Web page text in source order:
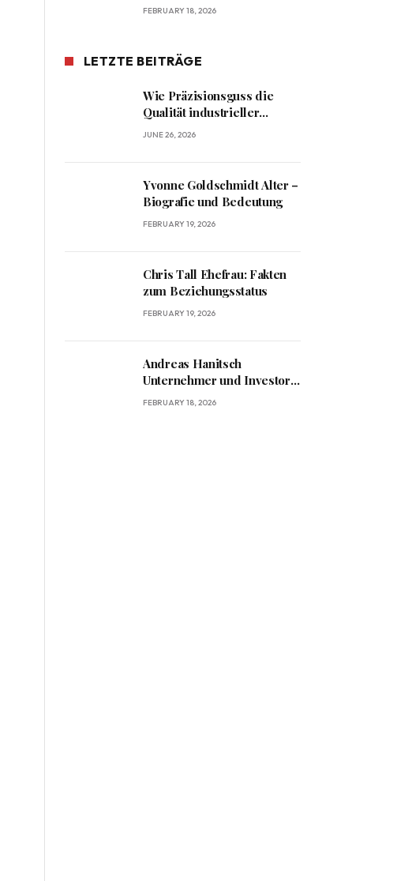
FEBRUARY 18, 2026
LETZTE BEITRÄGE
Wie Präzisionsguss die
Qualität industrieller
Komponenten verbessert
JUNE 26, 2026
Yvonne Goldschmidt Alter –
Biografie und Bedeutung
FEBRUARY 19, 2026
Chris Tall Ehefrau: Fakten
zum Beziehungsstatus
FEBRUARY 19, 2026
Andreas Hanitsch
Unternehmer und Investor
im Porträt
FEBRUARY 18, 2026